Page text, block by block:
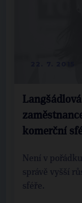
komerční
Není v
správě vyšší
sféře.